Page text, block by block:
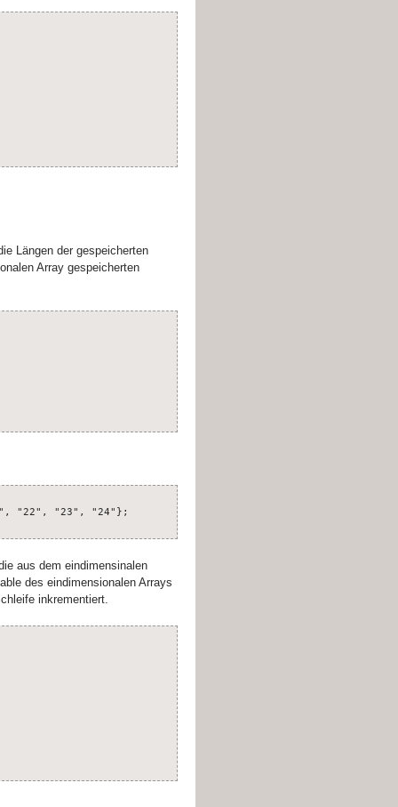
Längen der gespeicherten
Array gespeicherten
"22", "23", "24"};
aus dem eindimensinalen
des eindimensionalen Arrays
inkrementiert.